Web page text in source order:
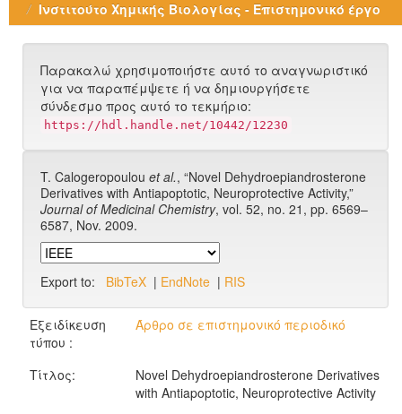
Ινστιτούτο Χημικής Βιολογίας - Επιστημονικό έργο
Παρακαλώ χρησιμοποιήστε αυτό το αναγνωριστικό
για να παραπέμψετε ή να δημιουργήσετε
σύνδεσμο προς αυτό το τεκμήριο:
https://hdl.handle.net/10442/12230
T. Calogeropoulou et al., “Novel Dehydroepiandrosterone
Derivatives with Antiapoptotic, Neuroprotective Activity,”
Journal of Medicinal Chemistry, vol. 52, no. 21, pp. 6569–
6587, Nov. 2009.
Export to: BibTeX | EndNote | RIS
Εξειδίκευση
τύπου :
Άρθρο σε επιστημονικό περιοδικό
Τίτλος:
Novel Dehydroepiandrosterone Derivatives
with Antiapoptotic, Neuroprotective Activity